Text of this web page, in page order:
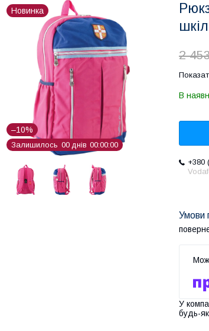
Новинка
–10%
Залишилось 00 днів 00 00 00
2
В
+380
У
будь-